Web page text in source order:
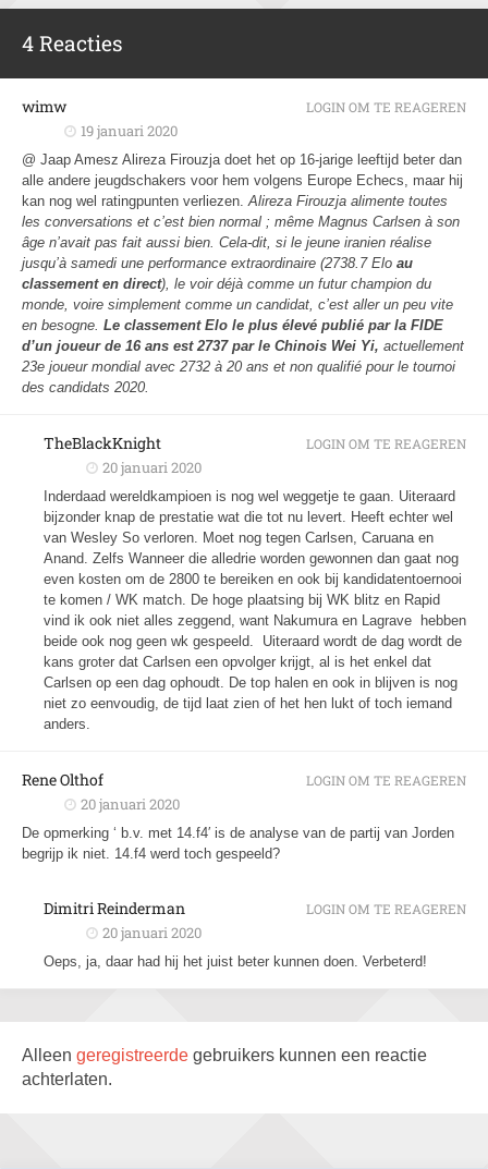
4 Reacties
wimw
19 januari 2020
@ Jaap Amesz Alireza Firouzja doet het op 16-jarige leeftijd beter dan
alle andere jeugdschakers voor hem volgens Europe Echecs, maar hij
kan nog wel ratingpunten verliezen. Alireza Firouzja alimente toutes
les conversations et c’est bien normal ; même Magnus Carlsen à son
âge n’avait pas fait aussi bien. Cela-dit, si le jeune iranien réalise
jusqu’à samedi une performance extraordinaire (2738.7 Elo au
classement en direct), le voir déjà comme un futur champion du
monde, voire simplement comme un candidat, c’est aller un peu vite
en besogne. Le classement Elo le plus élevé publié par la FIDE
d’un joueur de 16 ans est 2737 par le Chinois Wei Yi, actuellement
23e joueur mondial avec 2732 à 20 ans et non qualifié pour le tournoi
des candidats 2020.
LOGIN OM TE REAGEREN
TheBlackKnight
20 januari 2020
Inderdaad wereldkampioen is nog wel weggetje te gaan. Uiteraard
bijzonder knap de prestatie wat die tot nu levert. Heeft echter wel
van Wesley So verloren. Moet nog tegen Carlsen, Caruana en
Anand. Zelfs Wanneer die alledrie worden gewonnen dan gaat nog
even kosten om de 2800 te bereiken en ook bij kandidatentoernooi
te komen / WK match. De hoge plaatsing bij WK blitz en Rapid
vind ik ook niet alles zeggend, want Nakumura en Lagrave hebben
beide ook nog geen wk gespeeld. Uiteraard wordt de dag wordt de
kans groter dat Carlsen een opvolger krijgt, al is het enkel dat
Carlsen op een dag ophoudt. De top halen en ook in blijven is nog
niet zo eenvoudig, de tijd laat zien of het hen lukt of toch iemand
anders.
LOGIN OM TE REAGEREN
Rene Olthof
20 januari 2020
De opmerking ‘ b.v. met 14.f4′ is de analyse van de partij van Jorden
begrijp ik niet. 14.f4 werd toch gespeeld?
LOGIN OM TE REAGEREN
Dimitri Reinderman
20 januari 2020
Oeps, ja, daar had hij het juist beter kunnen doen. Verbeterd!
LOGIN OM TE REAGEREN
Alleen geregistreerde gebruikers kunnen een reactie
achterlaten.